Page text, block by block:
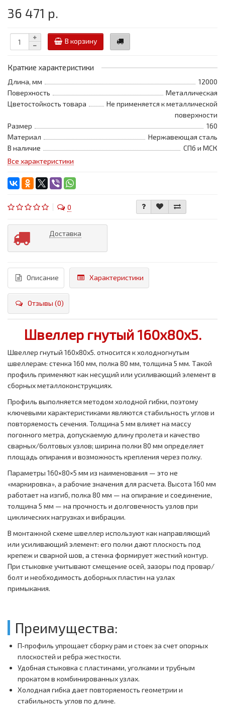
36 471 р.
В корзину
Краткие характеристики
Длина, мм
12000
Поверхность
Металлическая
Цветостойкость товара
Не применяется к металлической
поверхности
Размер
160
Материал
Нержавеющая сталь
В наличие
СПб и МСК
Все характеристики
0
Доставка
Описание Характеристики
Отзывы (0)
Швеллер гнутый 160x80x5.
Швеллер гнутый 160x80x5. относится к холодногнутым
швеллерам: стенка 160 мм, полка 80 мм, толщина 5 мм. Такой
профиль применяют как несущий или усиливающий элемент в
сборных металлоконструкциях.
Профиль выполняется методом холодной гибки, поэтому
ключевыми характеристиками являются стабильность углов и
повторяемость сечения. Толщина 5 мм влияет на массу
погонного метра, допускаемую длину пролета и качество
сварных/болтовых узлов; ширина полки 80 мм определяет
площадь опирания и возможность крепления через полку.
Параметры 160×80×5 мм из наименования — это не
«маркировка», а рабочие значения для расчета. Высота 160 мм
работает на изгиб, полка 80 мм — на опирание и соединение,
толщина 5 мм — на прочность и долговечность узлов при
циклических нагрузках и вибрации.
В монтажной схеме швеллер используют как направляющий
или усиливающий элемент: его полки дают плоскость под
крепеж и сварной шов, а стенка формирует жесткий контур.
При стыковке учитывают смещение осей, зазоры под провар/
болт и необходимость доборных пластин на узлах
примыкания.
Преимущества:
П‑профиль упрощает сборку рам и стоек за счет опорных
плоскостей и ребра жесткости.
Удобная стыковка с пластинами, уголками и трубным
прокатом в комбинированных узлах.
Холодная гибка дает повторяемость геометрии и
стабильность углов по длине.